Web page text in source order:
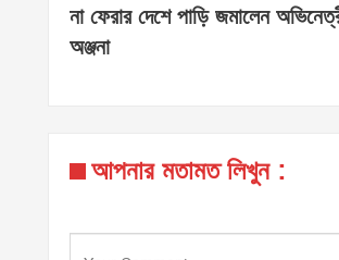
না ফেরার দেশে পাড়ি জমালেন
অঞ্জনা
আপনার মতামত লিখুন :